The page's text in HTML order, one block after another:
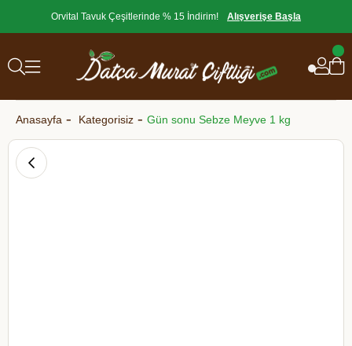
Orvital Tavuk Çeşitlerinde % 15 İndirim! Alışverişe Başla
Anasayfa Kategorisiz Gün sonu Sebze Meyve 1 kg